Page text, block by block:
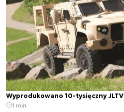
Wyprodukowano 10-tysięczny JLTV
1 min.